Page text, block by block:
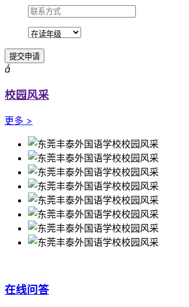
提交申请

校园风采
更多 >
在线问答